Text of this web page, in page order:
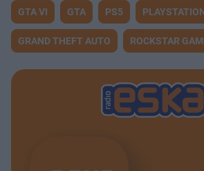
GTA VI GTA PS5
GRAND THEFT AUTO ROCKSTAR